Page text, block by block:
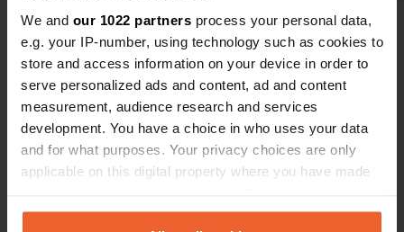
We and our 1022 partners process your personal data,
e.g. your IP-number, using technology such as cookies to
store and access information on your device in order to
serve personalized ads and content, ad and content
measurement, audience research and services
development. You have a choice in who uses your data
and for what purposes. Your privacy choices are only
applicable on this digital property where you have made
any time from the Cookie Declaration or by clicking on
scarsa.
ci sono
dopotutto
Alcuni
loro veicoli
bloccando
Visualizza tutte le 122 recensioni
Sei stato qui?